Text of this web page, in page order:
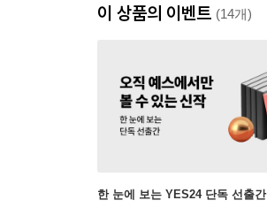
이 상품의 이벤트 (14개)
한 눈에 보는 YES24 단독 선출간